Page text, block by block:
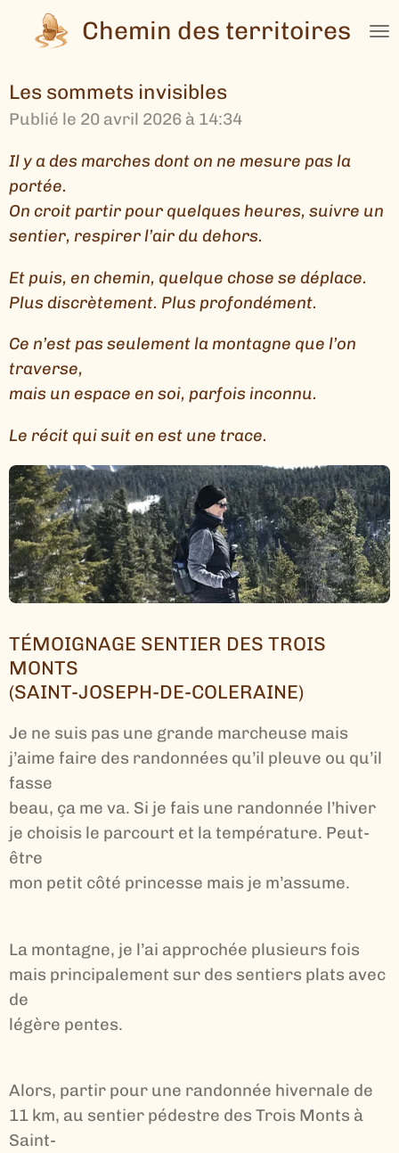
Passer
principal
Chemin des territoires
Les sommets invisibles
Publié le 20 avril 2026 à 14:34
Il y a des marches dont on ne mesure pas la
portée.
On croit partir pour quelques heures, suivre un
sentier, respirer l’air du dehors.
Et puis, en chemin, quelque chose se déplace.
Plus discrètement. Plus profondément.
Ce n’est pas seulement la montagne que l’on
traverse,
mais un espace en soi, parfois inconnu.
Le récit qui suit en est une trace.
TÉMOIGNAGE SENTIER DES TROIS
MONTS
(SAINT-JOSEPH-DE-COLERAINE)
Je ne suis pas une grande marcheuse mais
j’aime faire des randonnées qu’il pleuve ou qu’il
fasse
beau, ça me va. Si je fais une randonnée l’hiver
je choisis le parcourt et la température. Peut-
être
mon petit côté princesse mais je m’assume.
La montagne, je l’ai approchée plusieurs fois
mais principalement sur des sentiers plats avec
de
légère pentes.
Alors, partir pour une randonnée hivernale de
11 km, au sentier pédestre des Trois Monts à
Saint-